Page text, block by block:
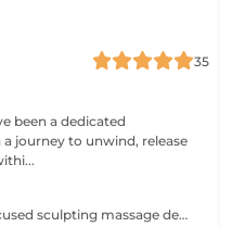
35
journey to unwind, release
Body Contour Harmony is a focused sculpting massage designed to support the body's natural shape, boost circulation, and enhance the feeling of lightness and flow. Using firm, rhythmical techniques, this treatment targets areas of stagnation or puffiness to help define contours, stimulate detox pathways, and promote smoother skin texture. More than just a physical treatment, this session is a mindful ritual that brings awareness to the body, helping you reconnect with your form through intention, breath, and therapeutic touch. Ideal for those seeking both visible results and a deeper sense of balance, embodiment, and harmony.